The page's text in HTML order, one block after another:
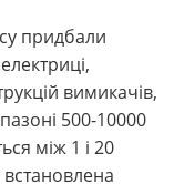
придбали
вимикачів,
500-10000
між 1 і 20